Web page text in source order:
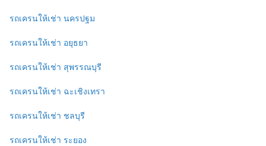
รถเครนให้เช่า นครปฐม
รถเครนให้เช่า อยุธยา
รถเครนให้เช่า สุพรรณบุรี
รถเครนให้เช่า ฉะเชิงเทรา
รถเครนให้เช่า ชลบุรี
รถเครนให้เช่า ระยอง